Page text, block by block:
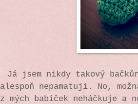
Já jsem nikdy takový
alespoň nepamatuji. No,
z mých babiček neháčkuje a